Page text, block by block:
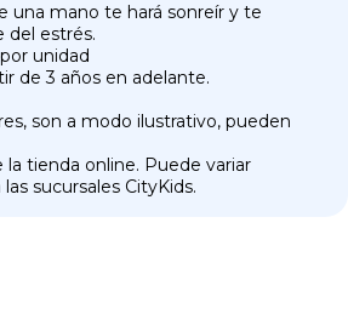
una mano te hará sonreír y te
del estrés.
unidad
de 3 años en adelante.
son a modo ilustrativo, pueden
la tienda online. Puede variar
sucursales CityKids.